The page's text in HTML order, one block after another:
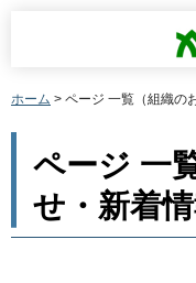
ホーム > ページ 一覧（組織の
ページ 一
せ・新着情